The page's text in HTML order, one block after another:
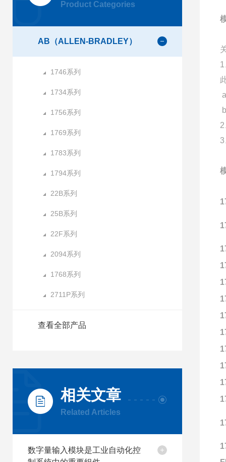
Product Categories
AB（ALLEN-BRADLEY）
1746系列
1734系列
1756系列
1769系列
1783系列
1794系列
22B系列
25B系列
22F系列
2094系列
1768系列
2711P系列
查看全部产品
相关文章
Related Articles
数字量输入模块是工业自动化控
3